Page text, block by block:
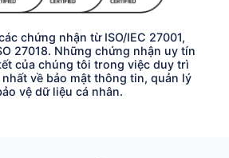
chứng nhận từ ISO/IEC 27001,
27018. Những chứng nhận uy tín
của chúng tôi trong việc duy trì
về bảo mật thông tin, quản lý
vệ dữ liệu cá nhân.